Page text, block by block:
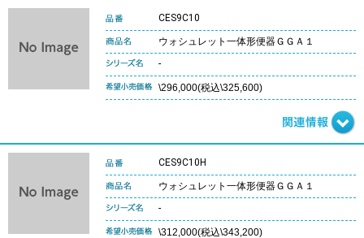
CES9C10
ウォシュレット一体形便器ＧＧＡ１
-
\296,000(税込\325,600)
CES9C10H
ウォシュレット一体形便器ＧＧＡ１
-
\312,000(税込\343,200)